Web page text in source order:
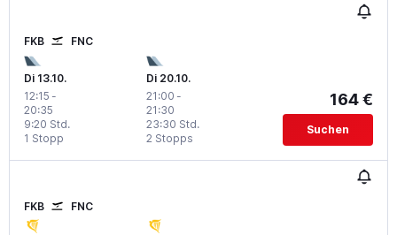
FKB FNC
Di 13.10.
12:15 -
20:35
1 Stopp
9:20 Std.
Di 20.10.
21:00 -
21:30
2 Stopps
23:30 Std.
164 €
Suchen
FKB FNC